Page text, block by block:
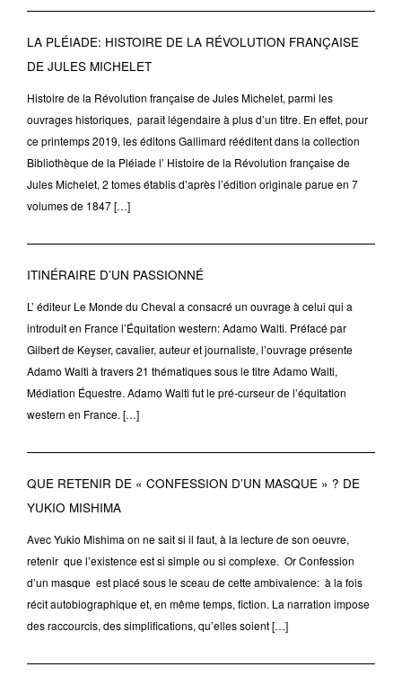
LA PLÉIADE: HISTOIRE DE LA RÉVOLUTION FRANÇAISE
DE JULES MICHELET
Histoire de la Révolution française de Jules Michelet, parmi les
ouvrages historiques, paraît légendaire à plus d’un titre. En effet, pour
ce printemps 2019, les éditons Gallimard rééditent dans la collection
Bibliothèque de la Pléiade l’ Histoire de la Révolution française de
Jules Michelet, 2 tomes établis d’après l’édition originale parue en 7
volumes de 1847 […]
ITINÉRAIRE D’UN PASSIONNÉ
L’ éditeur Le Monde du Cheval a consacré un ouvrage à celui qui a
introduit en France l’Équitation western: Adamo Walti. Préfacé par
Gilbert de Keyser, cavalier, auteur et journaliste, l’ouvrage présente
Adamo Walti à travers 21 thématiques sous le titre Adamo Walti,
Médiation Équestre. Adamo Walti fut le pré-curseur de l’équitation
western en France. […]
QUE RETENIR DE « CONFESSION D’UN MASQUE » ? DE
YUKIO MISHIMA
Avec Yukio Mishima on ne sait si il faut, à la lecture de son oeuvre,
retenir que l’existence est si simple ou si complexe. Or Confession
d’un masque est placé sous le sceau de cette ambivalence: à la fois
récit autobiographique et, en même temps, fiction. La narration impose
des raccourcis, des simplifications, qu’elles soient […]